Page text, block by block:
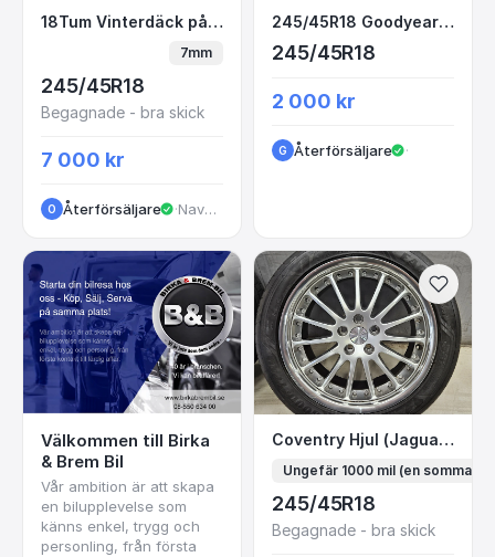
18Tum Vinterdäck på original Mercedes
18Tum Vinterdäck på original Mercedes Alufälgar
7mm
245/45R18
Begagnade - bra skick
7 000 kr
O Återförsäljare · Navestadsgatan
245/45R18 Goodyear
245/45R18 Goodyear Sommar
245/45R18
2 000 kr
G Återförsäljare ·
Välkommen till Birka
& Brem Bil
Vår ambition är att skapa
en bilupplevelse som
känns enkel, trygg och
personling, från första
Coventry Hjul Coventry Hjul (Jaguar) Good Year Eagle Wheels
Ungefär 1000 mil (en sommar)
245/45R18
Begagnade - bra skick